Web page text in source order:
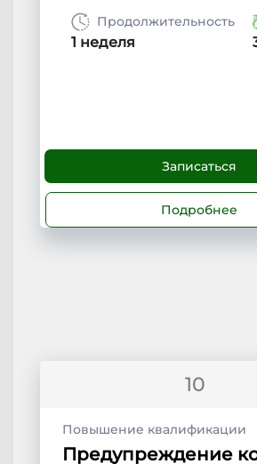
Продолжительность
1 неделя
Записаться
Подробнее
10
Повышение квалификации
Предупреждение